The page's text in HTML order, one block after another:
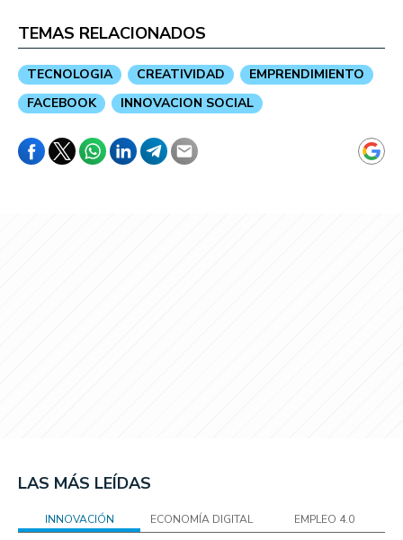
TEMAS RELACIONADOS
TECNOLOGIA CREATIVIDAD
EMPRENDIMIENTO
FACEBOOK
INNOVACION SOCIAL
LAS MÁS LEÍDAS
INNOVACIÓN ECONOMÍA DIGITAL EMPLEO 4.0